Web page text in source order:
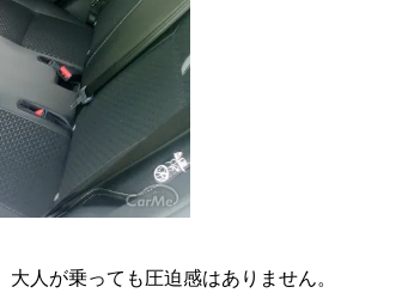
大人が乗っても圧迫感はありません。